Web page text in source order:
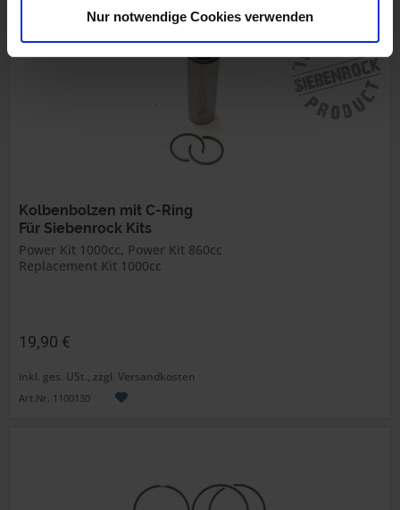
Nur notwendige Cookies verwenden
Kolbenbolzen mit C-Ring
Für Siebenrock Kits
Power Kit 1000cc, Power Kit 860cc
Replacement Kit 1000cc
19,90 €
inkl. ges. USt., zzgl. Versandkosten
Art.Nr. 1100130